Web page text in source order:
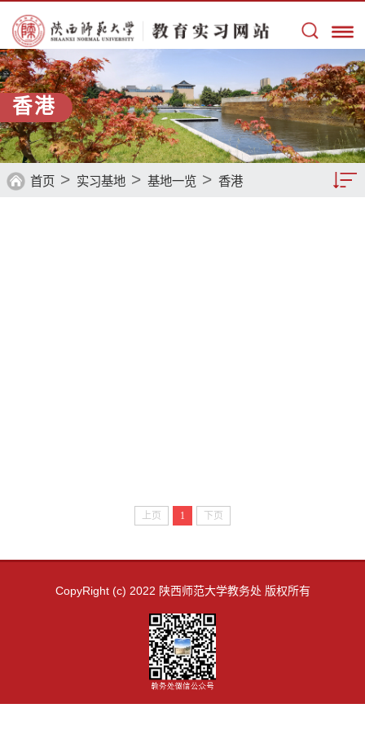
香港
首页 > 实习基地 > 基地一览 > 香港
上页 1 下页
CopyRight (c) 2022 陕西师范大学教务处 版权所有